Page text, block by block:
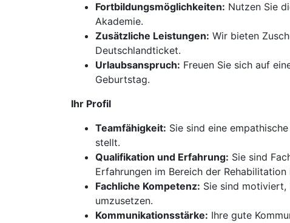
Fortbildungsmöglichkeiten: Nutzen Sie
Akademie.
Zusätzliche Leistungen: Wir bieten
Deutschlandticket.
Urlaubsanspruch: Freuen Sie sich auf
Geburtstag.
Ihr Profil
Teamfähigkeit: Sie sind eine
stellt.
Qualifikation und Erfahrung: Sie sind
Erfahrungen im Bereich der Rehabilitation
Fachliche Kompetenz: Sie sind motiviert,
umzusetzen.
Kommunikationsstärke: Ihre gute